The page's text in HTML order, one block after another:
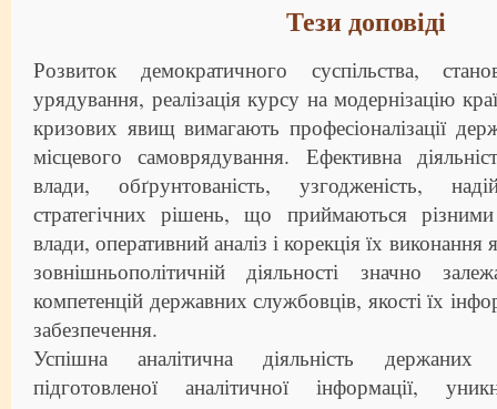
Тези доповіді
Розвиток демократичного суспільства,
урядування, реалізація курсу на модернізацію
кризових явищ вимагають професіоналізації
місцевого самоврядування. Ефективна
влади, обґрунтованість, узгодженість,
стратегічних рішень, що приймаються
влади, оперативний аналіз і корекція їх виконання
зовнішньополітичній діяльності значно
компетенцій державних службовців, якості їх
забезпечення.
Успішна аналітична діяльність держаних
підготовленої аналітичної інформації,